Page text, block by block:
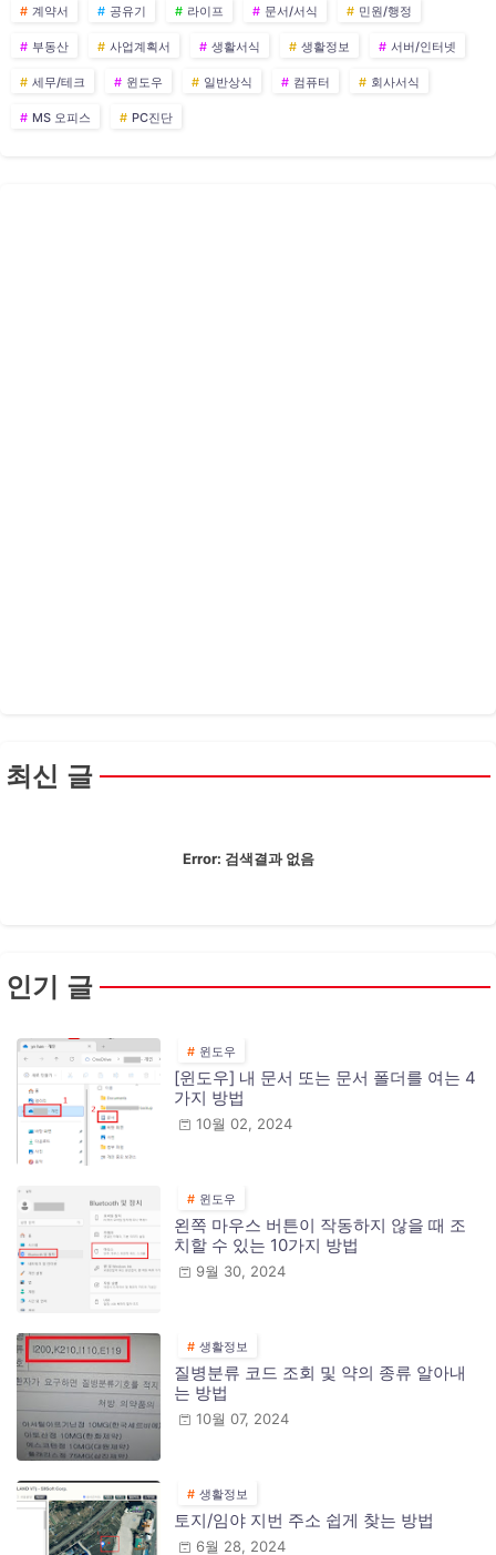
계약서 공유기 라이프 문서/서식 민원/행정
부동산 사업계획서 생활서식 생활정보 서버/인터넷
세무/테크 윈도우 일반상식 컴퓨터 회사서식
MS 오피스 PC진단
최신 글
Error: 검색결과 없음
인기 글
윈도우
[윈도우] 내 문서 또는 문서 폴더를 여는 4
가지 방법
10월 02, 2024
윈도우
왼쪽 마우스 버튼이 작동하지 않을 때 조
치할 수 있는 10가지 방법
9월 30, 2024
생활정보
질병분류 코드 조회 및 약의 종류 알아내
는 방법
10월 07, 2024
생활정보
토지/임야 지번 주소 쉽게 찾는 방법
6월 28, 2024